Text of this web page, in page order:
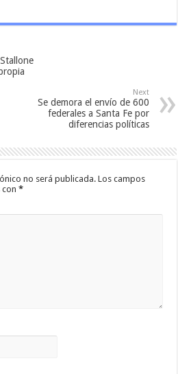
Next
Se demora el envío de 600
federales a Santa Fe por
diferencias políticas
no será publicada. Los campos
con*